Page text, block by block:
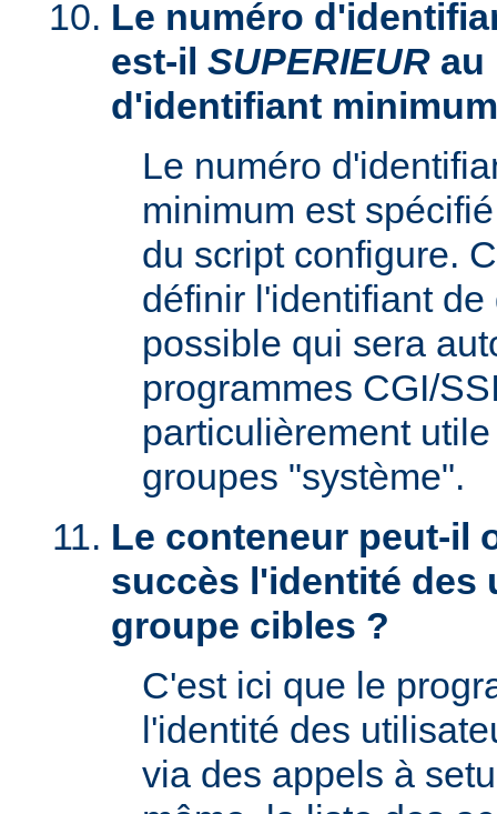
Le numéro
est-il SUPERIEUR au
d'identifiant
Le numéro
minimum est
du script configure.
définir l'identifiant
possible qui sera
programmes CGI/
particulièrement
groupes "système".
Le conteneur peut-il
succès l'identité des
groupe cibles ?
C'est ici que le
l'identité des
via des appels à